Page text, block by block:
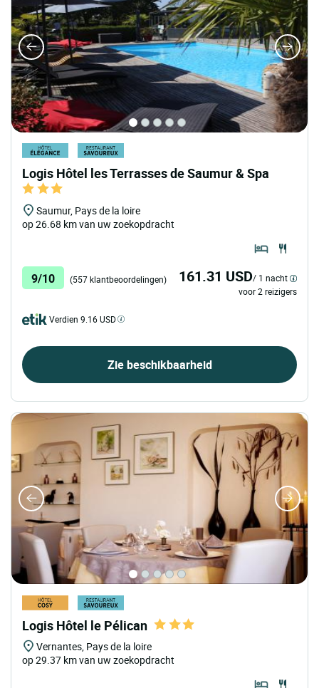
Logis Hôtel les Terrasses de Saumur & Spa
Saumur, Pays de la loire
op 26.68 km van uw zoekopdracht
9/10 (557 klantbeoordelingen) 161.31 USD/ 1 nacht
voor 2 reizigers
Verdien 9.16 USD
Zie beschikbaarheid
Logis Hôtel le Pélican
Vernantes, Pays de la loire
op 29.37 km van uw zoekopdracht